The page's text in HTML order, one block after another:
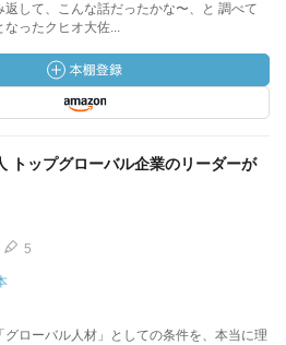
返して、こんな話だったかな〜、と 調べて
なったクヒオ大佐...
トップグローバル企業のリーダーが
5
ローバル人材」としての条件を、本当に理